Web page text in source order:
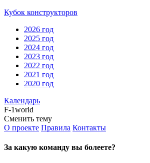
Кубок конструкторов
2026 год
2025 год
2024 год
2023 год
2022 год
2021 год
2020 год
Календарь
F-1world
Сменить тему
О проекте Правила Контакты
За какую команду вы болеете?